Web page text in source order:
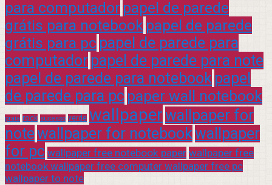
para computador papel de parede
grátis para notebook papel de parede
grátis para pc papel de parede para
computador papel de parede para note
papel de parede para notebook papel
de parede para pc paper wall notebook
praia rock sucesso verde wallpaperwallpaper for
notewallpaper for notebookwallpaper
for pc wallpaper free notebook paper wallpaper free
notebook wallpaper free computer wallpaper free pc
wallpaper to note